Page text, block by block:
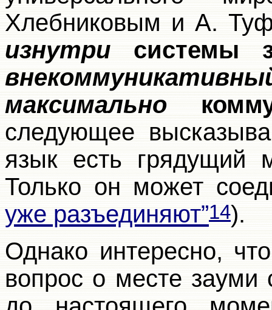
Хлебниковым и А.
изнутри системы
максимально
следующее
язык есть грядущий
Только он может
уже разъединяют”14).
Однако интересно,
вопрос о месте